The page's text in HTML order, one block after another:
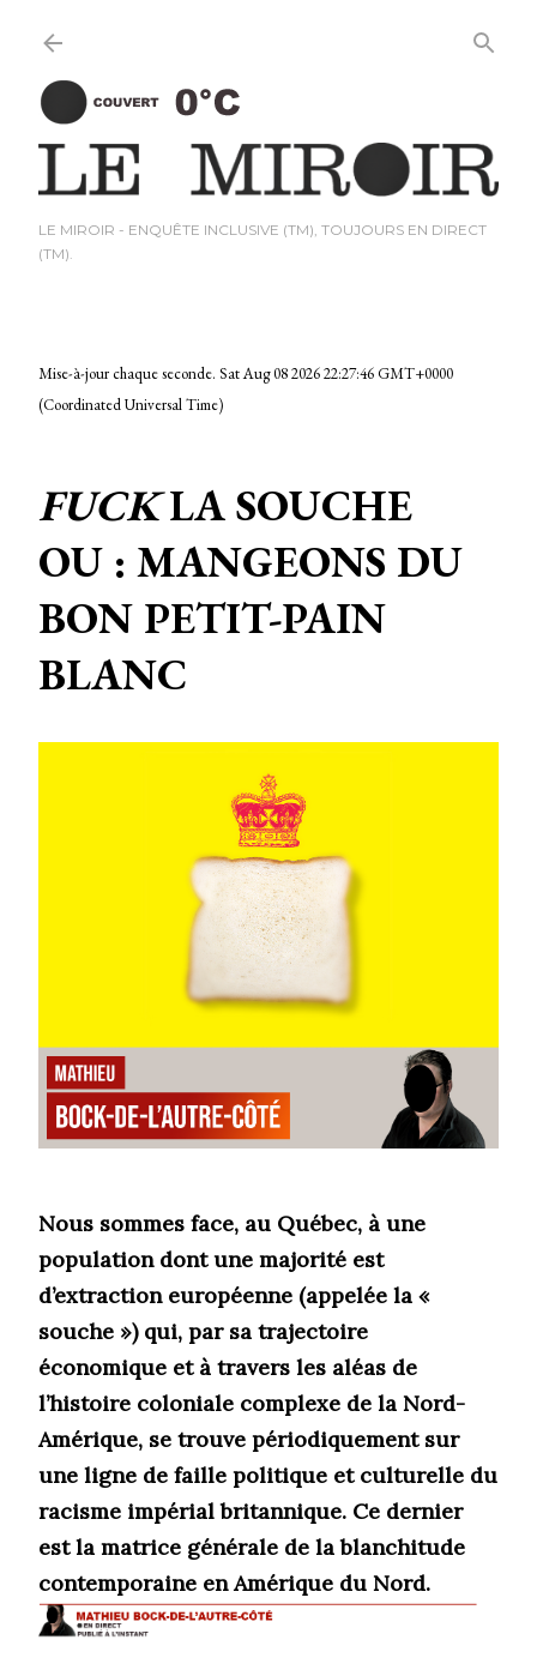
Passer au contenu
LE MIROIR - ENQUÊTE INCLUSIVE (TM), TOUJOURS EN DIRECT
(TM).
Mise-à-jour chaque seconde. Sat Aug 08 2026 22:27:47 GMT+0000
(Coordinated Universal Time)
FUCKLA SOUCHE
OU : MANGEONS DU
BON PETIT-PAIN
BLANC
Nous sommes face, au Québec, à une
population dont une majorité est
d’extraction européenne (appelée la «
souche ») qui, par sa trajectoire
économique et à travers les aléas de
l’histoire coloniale complexe de la Nord-
Amérique, se trouve périodiquement sur
une ligne de faille politique et culturelle du
racisme impérial britannique. Ce dernier
est la matrice générale de la blanchitude
contemporaine en Amérique du Nord.